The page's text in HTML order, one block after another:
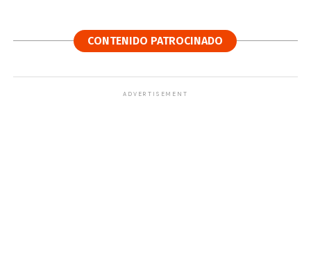
CONTENIDO PATROCINADO
ADVERTISEMENT